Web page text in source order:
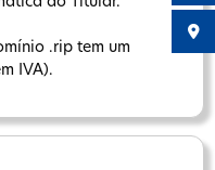
.rip tem um
IVA).